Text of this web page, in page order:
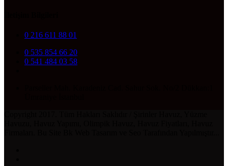
0 216 611 88 01
0 535 854 66 20
0 541 484 03 58